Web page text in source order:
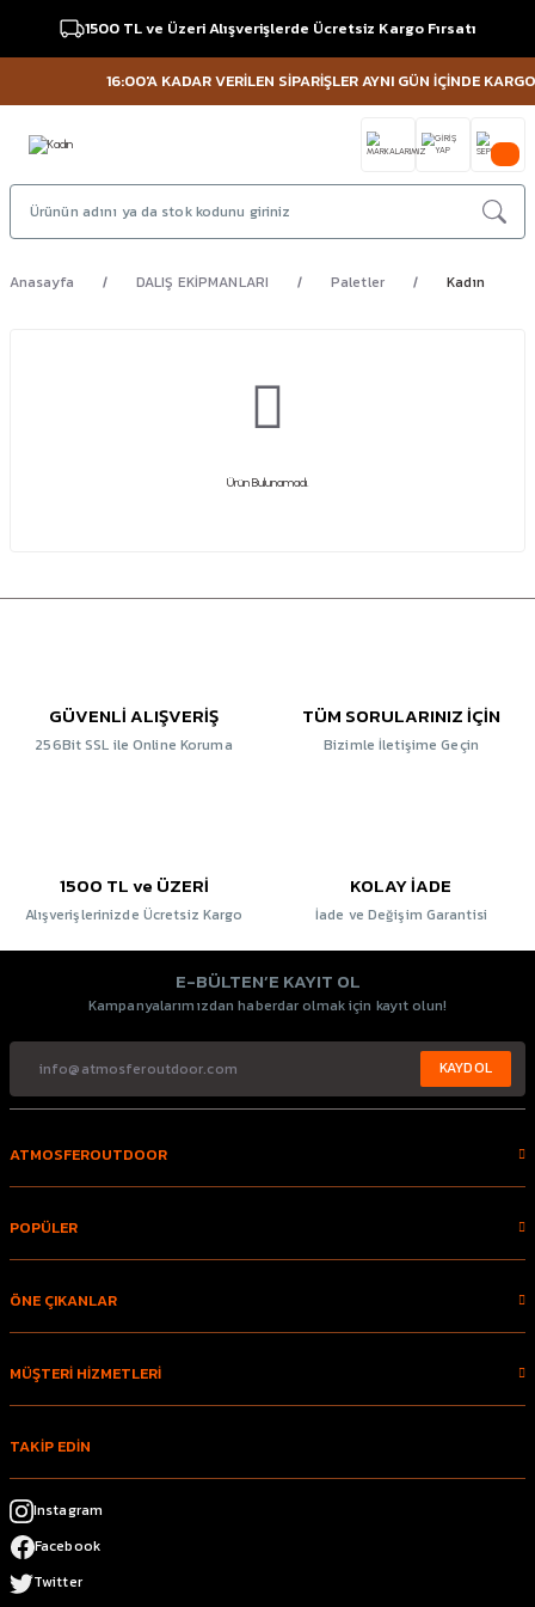
1500 TL ve Üzeri Alışverişlerde Ücretsiz Kargo Fırsatı
16:00'A KADAR VERİLEN SİPARİŞLER AYNI GÜN İÇİNDE
Anasayfa DALIŞ EKİPMANLARI Paletler Kadın
Ürün Bulunamadı.
GÜVENLİ ALIŞVERİŞ
256Bit SSL ile Online Koruma
TÜM SORULARINIZ İÇİN
Bizimle İletişime Geçin
1500 TL ve ÜZERİ
Alışverişlerinizde Ücretsiz Kargo
KOLAY İADE
İade ve Değişim Garantisi
E-BÜLTEN’E KAYIT OL
Kampanyalarımızdan haberdar olmak için kayıt olun!
KAYDOL
ATMOSFEROUTDOOR
POPÜLER
ÖNE ÇIKANLAR
MÜŞTERİ HİZMETLERİ
TAKİP EDİN
Instagram
Facebook
Twitter